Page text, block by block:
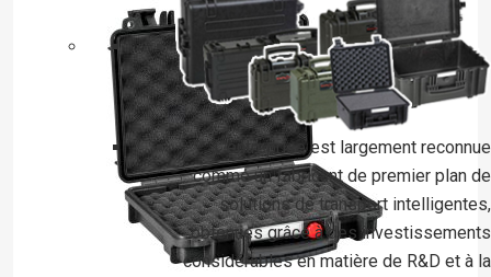
L’entreprise est largement reconnue
comme un fabricant de premier plan de
solutions de transport intelligentes,
obtenues grâce à des investissements
considérables en matière de R&D et à la